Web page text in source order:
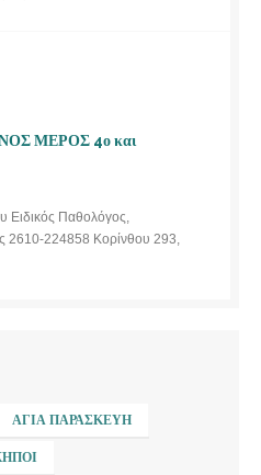
ΜΕΡΟΣ 4ο και
Ειδικός Παθολόγος,
2610-224858 Κορίνθου 293,
ΑΓΊΑ ΠΑΡΑΣΚΕΥΉ